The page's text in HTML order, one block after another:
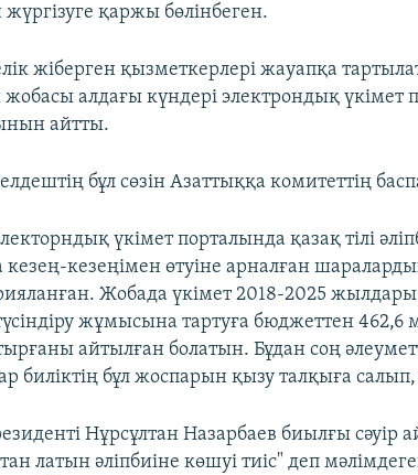
қаржы бөлінбеген.
жіберген қызметкерлері жауапқа
алдағы күндері электрондық үкімет
айтты.
бұл сөзін Азаттыққа комитеттің
үкімет порталында қазақ тілі
кезеңімен өтуіне арналған
Жобада үкімет 2018-2025 жылдары
жұмысына тартуға бюджеттен 462,6
айтылған болатын. Бұдан соң
биліктің бұл жоспарын қызу талқыға
Нұрсұлтан Назарбаев биылғы сәуір
латын әліпбиіне көшуі тиіс" деп